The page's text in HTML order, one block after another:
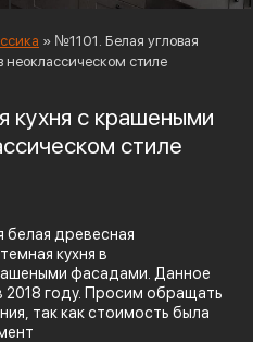
» №1101. Белая угловая
стиле
кухня с крашеными
стиле
белая древесная
кухня в
фасадами. Данное
2018 году. Просим обращать
так как стоимость была